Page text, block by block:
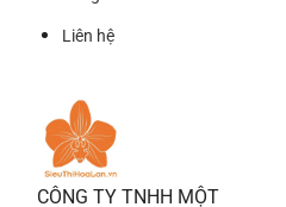
Liên hệ
CÔNG TY TNHH MỘT